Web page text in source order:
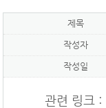
제목
작성자
작성일
관련 링크 :